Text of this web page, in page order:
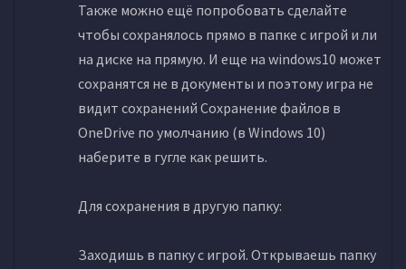
Также можно ещё попробовать сделайте
чтобы сохранялось прямо в папке с игрой и ли
на диске на прямую. И еще на windows10 может
сохранятся не в документы и поэтому игра не
видит сохранений Сохранение файлов в
OneDrive по умолчанию (в Windows 10)
наберите в гугле как решить.
Для сохранения в другую папку:
Заходишь в папку с игрой. Открываешь папку